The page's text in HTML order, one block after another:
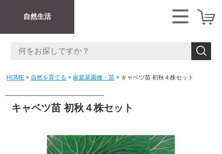
自然生活
HOME 自然を育てる 家庭菜園種・苗 キャベツ苗 初秋４株セット
キャベツ苗 初秋４株セット